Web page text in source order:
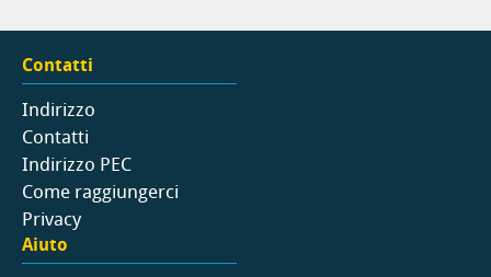
Contatti
Indirizzo
Contatti
Indirizzo PEC
Come raggiungerci
Privacy
Aiuto